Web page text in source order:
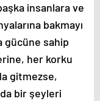
insanlara ve
bakmayı
gücüne sahip
her korku
gitmezse,
bir şeyleri